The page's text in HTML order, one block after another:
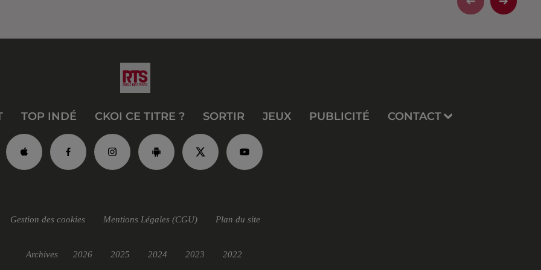
TOP INDÉ CKOI CE TITRE ? SORTIR JEUX PUBLICITÉ CONTACT
Gestion des cookies Mentions Légales (CGU) Plan du site
Archives 2026 2025 2024 2023 2022